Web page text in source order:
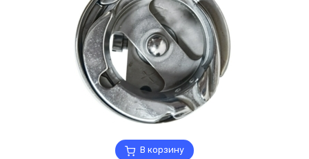
В корзину